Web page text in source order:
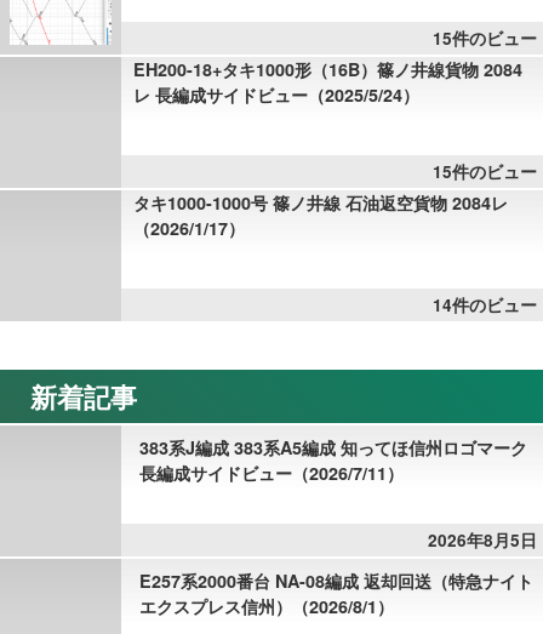
15件のビュー
EH200-18+タキ1000形（16B）篠ノ井線貨物 2084
レ 長編成サイドビュー（2025/5/24）
15件のビュー
タキ1000-1000号 篠ノ井線 石油返空貨物 2084レ
（2026/1/17）
14件のビュー
新着記事
383系J編成 383系A5編成 知ってほ信州ロゴマーク
長編成サイドビュー（2026/7/11）
2026年8月5日
E257系2000番台 NA-08編成 返却回送（特急ナイト
エクスプレス信州）（2026/8/1）